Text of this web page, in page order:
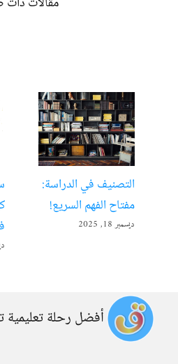
التصنيف في الدراسة:
مفتاح الفهم السريع!
ديسمبر 18, 2025
أفضل رحلة تعليمية